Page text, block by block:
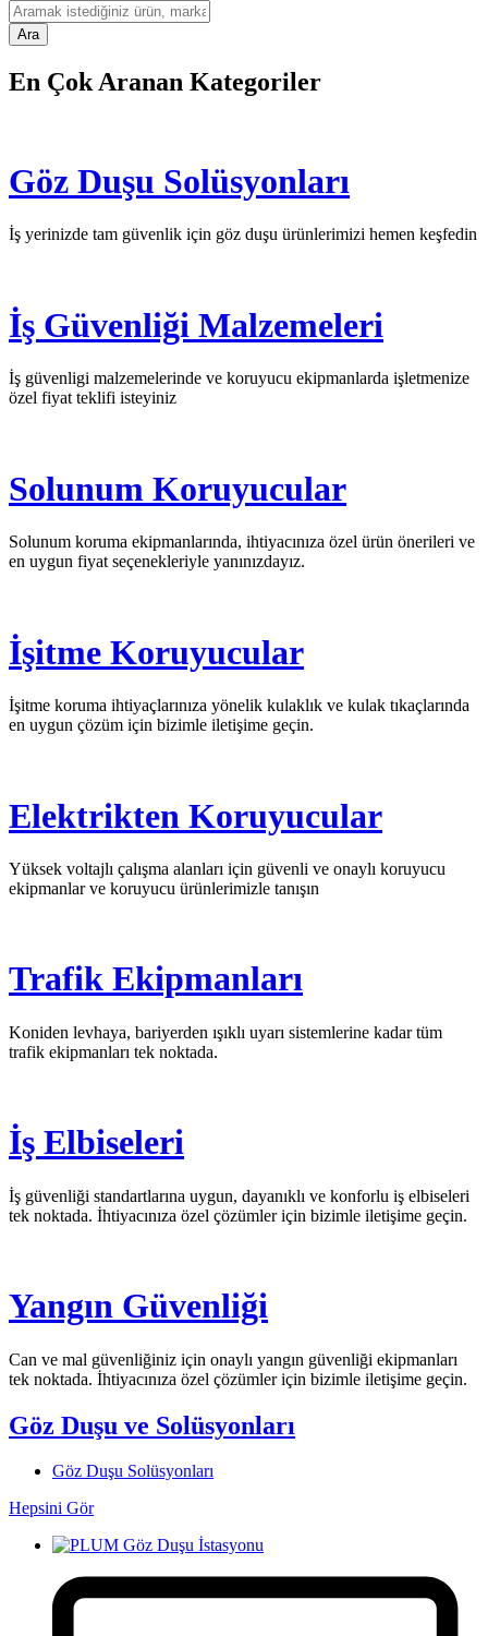
Ara
En Çok Aranan Kategoriler
Göz Duşu Solüsyonları
İş yerinizde tam güvenlik için göz duşu ürünlerimizi hemen keşfedin
İş Güvenliği Malzemeleri
İş güvenligi malzemelerinde ve koruyucu ekipmanlarda işletmenize
özel fiyat teklifi isteyiniz
Solunum Koruyucular
Solunum koruma ekipmanlarında, ihtiyacınıza özel ürün önerileri ve
en uygun fiyat seçenekleriyle yanınızdayız.
İşitme Koruyucular
İşitme koruma ihtiyaçlarınıza yönelik kulaklık ve kulak tıkaçlarında
en uygun çözüm için bizimle iletişime geçin.
Elektrikten Koruyucular
Yüksek voltajlı çalışma alanları için güvenli ve onaylı koruyucu
ekipmanlar ve koruyucu ürünlerimizle tanışın
Trafik Ekipmanları
Koniden levhaya, bariyerden ışıklı uyarı sistemlerine kadar tüm
trafik ekipmanları tek noktada.
İş Elbiseleri
İş güvenliği standartlarına uygun, dayanıklı ve konforlu iş elbiseleri
tek noktada. İhtiyacınıza özel çözümler için bizimle iletişime geçin.
Yangın Güvenliği
Can ve mal güvenliğiniz için onaylı yangın güvenliği ekipmanları
tek noktada. İhtiyacınıza özel çözümler için bizimle iletişime geçin.
Göz Duşu ve Solüsyonları
Göz Duşu Solüsyonları
Hepsini Gör